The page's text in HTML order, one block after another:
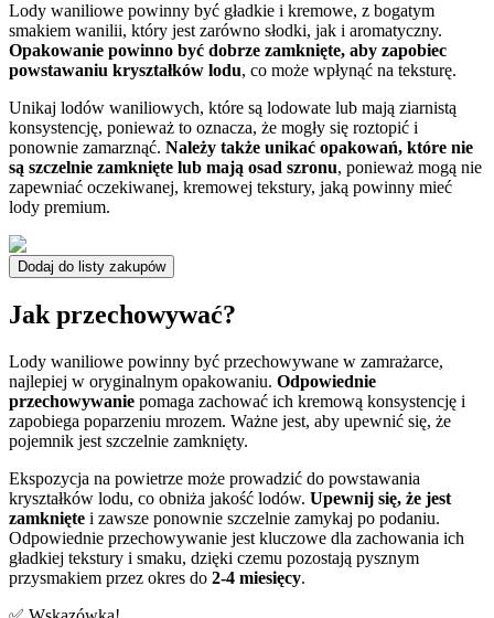
Lody waniliowe powinny być gładkie i kremowe, z bogatym
smakiem wanilii, który jest zarówno słodki, jak i aromatyczny.
Opakowanie powinno być dobrze zamknięte, aby zapobiec
powstawaniu kryształków lodu, co może wpłynąć na teksturę.
Unikaj lodów waniliowych, które są lodowate lub mają ziarnistą
konsystencję, ponieważ to oznacza, że mogły się roztopić i
ponownie zamarznąć. Należy także unikać opakowań, które nie
są szczelnie zamknięte lub mają osad szronu, ponieważ mogą nie
zapewniać oczekiwanej, kremowej tekstury, jaką powinny mieć
lody premium.
Dodaj do listy zakupów
Jak przechowywać?
Lody waniliowe powinny być przechowywane w zamrażarce,
najlepiej w oryginalnym opakowaniu. Odpowiednie
przechowywanie pomaga zachować ich kremową konsystencję i
zapobiega poparzeniu mrozem. Ważne jest, aby upewnić się, że
pojemnik jest szczelnie zamknięty.
Ekspozycja na powietrze może prowadzić do powstawania
kryształków lodu, co obniża jakość lodów. Upewnij się, że jest
zamknięte i zawsze ponownie szczelnie zamykaj po podaniu.
Odpowiednie przechowywanie jest kluczowe dla zachowania ich
gładkiej tekstury i smaku, dzięki czemu pozostają pysznym
przysmakiem przez okres do 2-4 miesięcy.